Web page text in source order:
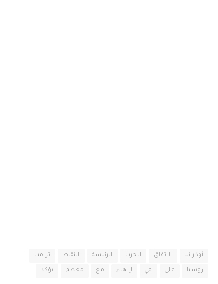
أوكرانيا الاتفاق الحرب الرئيسة النقاط ترامب
روسيا على في لإنهاء مع معظم يؤكد